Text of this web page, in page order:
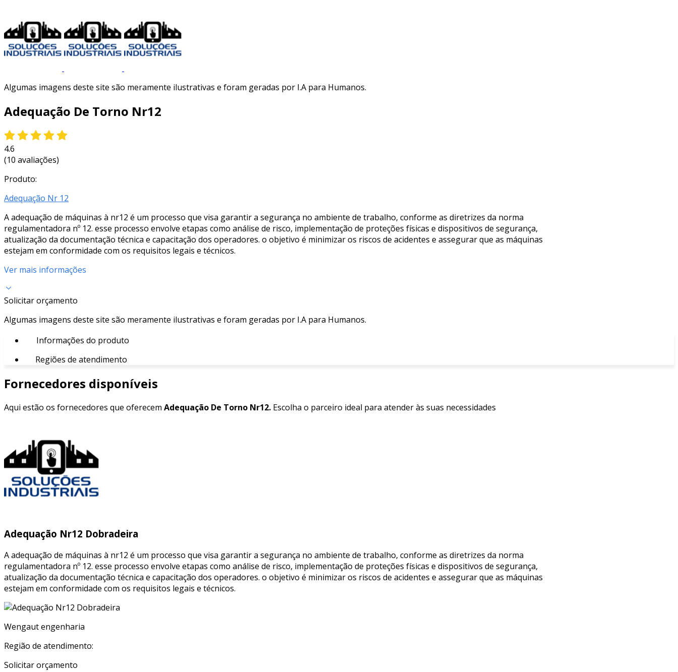
Algumas imagens deste site são meramente ilustrativas e foram geradas por I.A para Humanos.
Adequação De Torno Nr12
4.6
(10 avaliações)
Produto:
Adequação Nr 12
A adequação de máquinas à nr12 é um processo que visa garantir a segurança no ambiente de trabalho, conforme as diretrizes da norma
regulamentadora nº 12. esse processo envolve etapas como análise de risco, implementação de proteções físicas e dispositivos de segurança,
atualização da documentação técnica e capacitação dos operadores. o objetivo é minimizar os riscos de acidentes e assegurar que as máquinas
estejam em conformidade com os requisitos legais e técnicos.
Ver mais informações
Solicitar orçamento
Algumas imagens deste site são meramente ilustrativas e foram geradas por I.A para Humanos.
Informações do produto
Regiões de atendimento
Fornecedores disponíveis
Aqui estão os fornecedores que oferecem Adequação De Torno Nr12. Escolha o parceiro ideal para atender às suas necessidades
Adequação Nr12 Dobradeira
A adequação de máquinas à nr12 é um processo que visa garantir a segurança no ambiente de trabalho, conforme as diretrizes da norma
regulamentadora nº 12. esse processo envolve etapas como análise de risco, implementação de proteções físicas e dispositivos de segurança,
atualização da documentação técnica e capacitação dos operadores. o objetivo é minimizar os riscos de acidentes e assegurar que as máquinas
estejam em conformidade com os requisitos legais e técnicos.
Wengaut engenharia
Região de atendimento:
Solicitar orçamento